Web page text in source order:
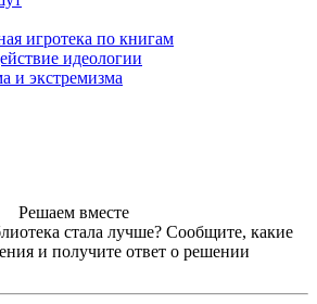
игротека по книгам
идеологии
и экстремизма
Решаем вместе
стала лучше? Сообщите, какие
и получите ответ о решении